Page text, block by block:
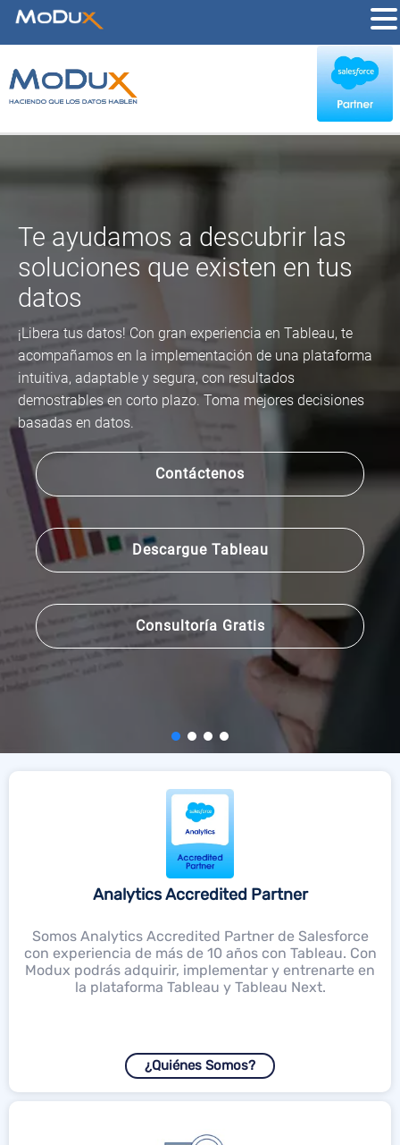
Te ayudamos a descubrir las
soluciones que existen en tus
datos
¡Libera tus datos! Con gran experiencia en Tableau, te
acompañamos en la implementación de una plataforma
intuitiva, adaptable y segura, con resultados
demostrables en corto plazo. Toma mejores decisiones
basadas en datos.
Contáctenos
Descargue Tableau
Consultoría Gratis
Analytics Accredited Partner
Somos Analytics Accredited Partner de Salesforce
con experiencia de más de 10 años con Tableau. Con
Modux podrás adquirir, implementar y entrenarte en
la plataforma Tableau y Tableau Next.
¿Quiénes Somos?